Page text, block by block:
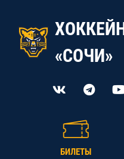
«СОЧИ»
БИЛЕТЫ